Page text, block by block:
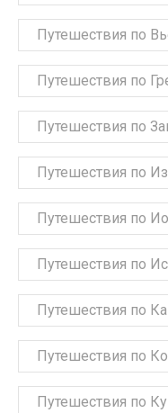
Путешествия по
Путешествия по
Путешествия по
Путешествия по
Путешествия по
Путешествия по
Путешествия по
Путешествия по
Путешествия по